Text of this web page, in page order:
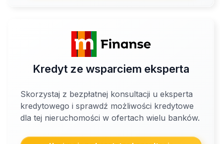
Kredyt ze wsparciem eksperta
Skorzystaj z bezpłatnej konsultacji u eksperta
kredytowego i sprawdź możliwości kredytowe
dla tej nieruchomości w ofertach wielu banków.